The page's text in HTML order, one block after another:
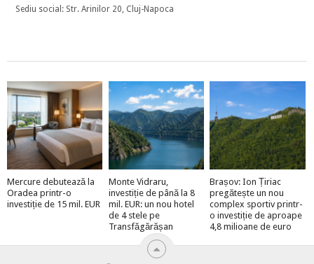
Sediu social: Str. Arinilor 20, Cluj-Napoca
Mercure debutează la
Oradea printr-o
investiție de 15 mil. EUR
Monte Vidraru,
investiție de până la 8
mil. EUR: un nou hotel
de 4 stele pe
Transfăgărășan
Brașov: Ion Țiriac
pregătește un nou
complex sportiv printr-
o investiție de aproape
4,8 milioane de euro